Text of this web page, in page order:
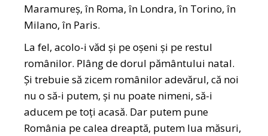
Maramureș, în Roma, în Londra, în Torino, în
Milano, în Paris.
La fel, acolo-i văd și pe oșeni și pe restul
românilor. Plâng de dorul pământului natal.
Și trebuie să zicem românilor adevărul, că noi
nu o să-i putem, și nu poate nimeni, să-i
aducem pe toți acasă. Dar putem pune
România pe calea dreaptă, putem lua măsuri,